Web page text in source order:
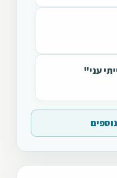
עני"